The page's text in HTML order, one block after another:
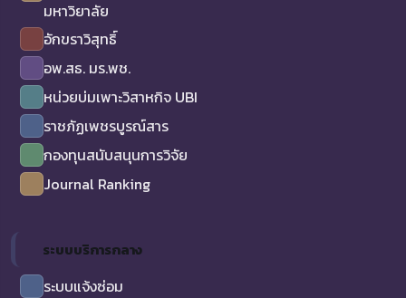
มหาวิยาลัย
อักขราวิสุทธิ์
อพ.สธ. มร.พช.
หน่วยบ่มเพาะวิสาหกิจ UBI
ราชภัฏเพชรบูรณ์สาร
กองทุนสนับสนุนการวิจัย
Journal Ranking
ระบบบริการกลาง
ระบบแจ้งซ่อม